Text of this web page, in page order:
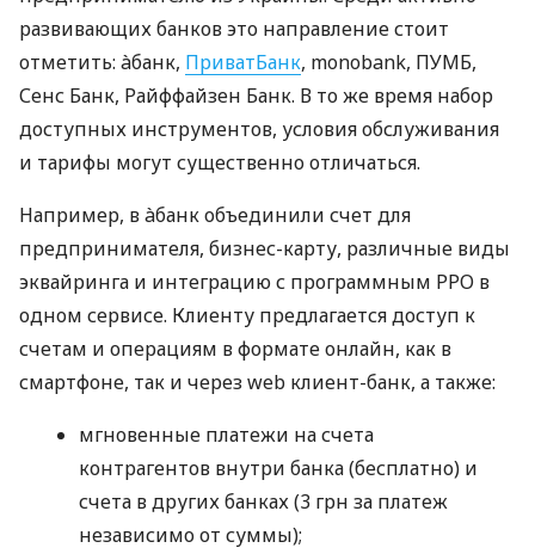
развивающих банков это направление стоит
отметить: àбанк, ПриватБанк, monobank, ПУМБ,
Сенс Банк, Райффайзен Банк. В то же время набор
доступных инструментов, условия обслуживания
и тарифы могут существенно отличаться.
Например, в àбанк объединили счет для
предпринимателя, бизнес-карту, различные виды
эквайринга и интеграцию с программным РРО в
одном сервисе. Клиенту предлагается доступ к
счетам и операциям в формате онлайн, как в
смартфоне, так и через web клиент-банк, а также:
мгновенные платежи на счета
контрагентов внутри банка (бесплатно) и
счета в других банках (3 грн за платеж
независимо от суммы);